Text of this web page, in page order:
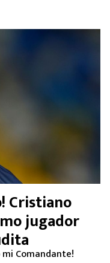
Cristiano
jugador
Comandante!